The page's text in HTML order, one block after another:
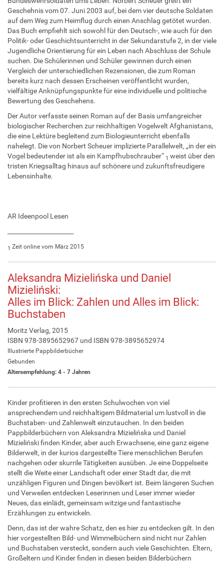
Geschehnis vom 07. Juni 2003 auf, bei dem vier deutsche Soldaten
auf dem Weg zum Heimflug durch einen Anschlag getötet wurden.
Das Buch empfiehlt sich sowohl für den Deutsch-, wie auch für den
Politik- oder Geschichtsunterricht in der Sekundarstufe 2, in der viele
Jugendliche Orientierung für ein Leben nach Abschluss der Schule
suchen. Die Schülerinnen und Schüler gewinnen durch einen
Vergleich der unterschiedlichen Rezensionen, die zum Roman
bereits kurz nach dessen Erscheinen veröffentlicht wurden,
vielfältige Anknüpfungspunkte für eine individuelle und politische
Bewertung des Geschehens.
Der Autor verfasste seinen Roman auf der Basis umfangreicher
biologischer Recherchen zur reichhaltigen Vogelwelt Afghanistans,
die eine Lektüre begleitend zum Biologieunterricht ebenfalls
nahelegt. Die von Norbert Scheuer implizierte Parallelwelt, „in der ein
Vogel bedeutender ist als ein Kampfhubschrauber“ 1 weist über den
tristen Kriegsalltag hinaus auf schönere und zukunftsfreudigere
Lebensinhalte.
AR Ideenpool Lesen
1 Zeit online vom März 2015
Aleksandra Mizielińska und Daniel
Mizieliński:
Alles im Blick: Zahlen und Alles im Blick:
Buchstaben
Moritz Verlag, 2015
ISBN 978-3895652967 und ISBN 978-3895652974
Illustrierte Pappbilderbücher
Gebunden
Altersempfehlung: 4 - 7 Jahren
Kinder profitieren in den ersten Schulwochen von viel
ansprechendem und reichhaltigem Bildmaterial um lustvoll in die
Buchstaben- und Zahlenwelt einzutauchen. In den beiden
Pappbilderbüchern von Aleksandra Mizielińska und Daniel
Mizieliński finden Kinder, aber auch Erwachsene, eine ganz eigene
Bilderwelt, in der kurios dargestellte Tiere menschlichen Berufen
nachgehen oder skurrile Tätigkeiten ausüben. Je eine Doppelseite
stellt die Weite einer Landschaft oder einer Stadt dar, die mit
unzähligen Figuren und Dingen bevölkert ist. Beim längeren Suchen
und Verweilen entdecken Leserinnen und Leser immer wieder
Neues, das einlädt, gemeinsam witzige und fantastische
Erzählungen zu entwickeln.
Denn, das ist der wahre Schatz, den es hier zu entdecken gilt. In den
hier vorgestellten Bild- und Wimmelbüchern sind nicht nur Zahlen
und Buchstaben versteckt, sondern auch viele Geschichten. Eltern,
Großeltern und Kinder finden in diesen beiden Bilderbüchern